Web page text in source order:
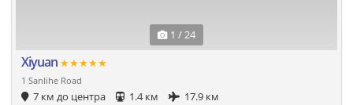
1 / 24
Xiyuan ★★★★★
1 Sanlihe Road
7 км до центра 1.4 км
17.9 км